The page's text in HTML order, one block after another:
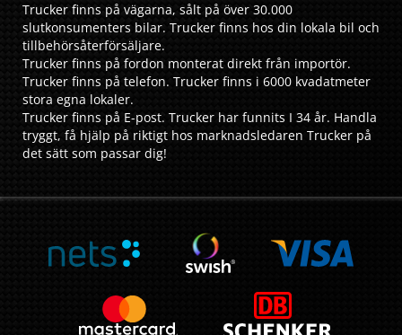
Trucker finns på vägarna, sålt på över 30.000
slutkonsumenters bilar. Trucker finns hos din lokala bil och
tillbehörsåterförsäljare.
Trucker finns på fordon monterat direkt från importör.
Trucker finns på telefon. Trucker finns i 6000 kvadatmeter
stora egna lokaler.
Trucker finns på E-post. Trucker har funnits I 34 år. Handla
tryggt, få hjälp på riktigt hos marknadsledaren Trucker på
det sätt som passar dig!